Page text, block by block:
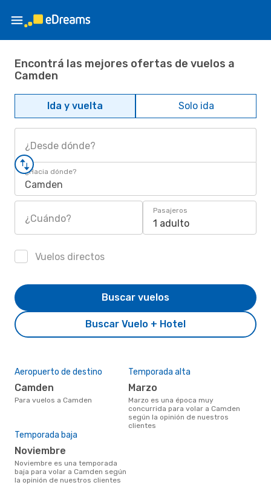
Encontrá las mejores ofertas de vuelos a
Camden
Ida y vuelta Solo ida
¿Desde dónde?
¿Hacia dónde?
Camden
¿Cuándo?
Pasajeros
1 adulto
Vuelos directos
Buscar Vuelo + Hotel
Buscar vuelos
Aeropuerto de destino
Camden
Para vuelos a Camden
Temporada alta
marzo
marzo es una época muy
concurrida para volar a Camden
según la opinión de nuestros
clientes
Temporada baja
noviembre
noviembre es una temporada
baja para volar a Camden según
la opinión de nuestros clientes